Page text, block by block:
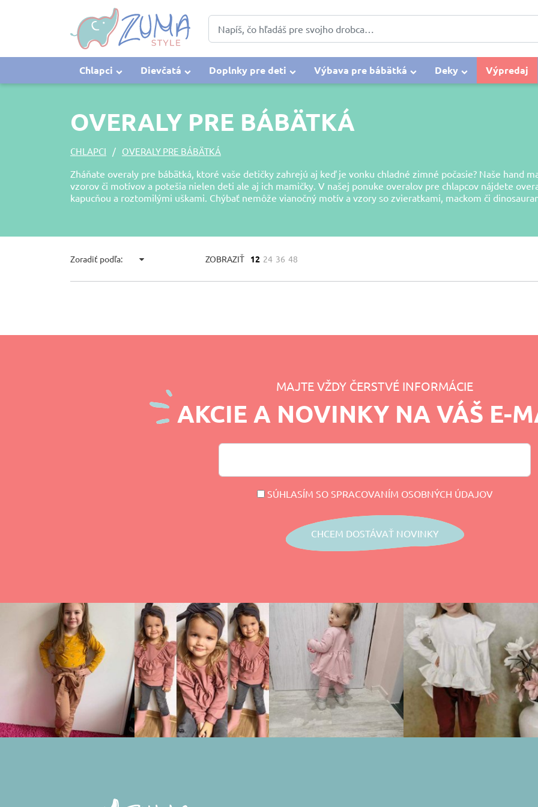
Chlapci Dievčatá Doplnky pre deti Výbava pre bábätká Deky Výpredaj
OVERALY PRE BÁBÄTKÁ
CHLAPCI OVERALY PRE BÁBÄTKÁ
Zháňate overaly pre bábätká, ktoré vaše detičky zahrejú aj keď je vonku chladné zimné počasie? Naše hand
vzorov či motívov a potešia nielen deti ale aj ich mamičky. V našej ponuke overalov pre chlapcov nájdete
kapucňou a roztomilými uškami. Chýbať nemôže vianočný motív a vzory so zvieratkami, mackom či
Zoradiť podľa: ZOBRAZIŤ 12 24 36 48
MAJTE VŽDY ČERSTVÉ INFORMÁCIE
AKCIE A NOVINKY NA VÁŠ E-
SÚHLASÍM SO SPRACOVANÍM OSOBNÝCH ÚDAJOV
CHCEM DOSTÁVAŤ NOVINKY